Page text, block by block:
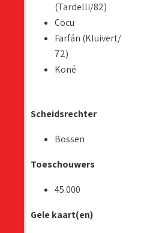
(Tardelli/82)
Cocu
Farfán (Kluivert/
72)
Koné
Scheidsrechter
Bossen
Toeschouwers
45.000
Gele kaart(en)